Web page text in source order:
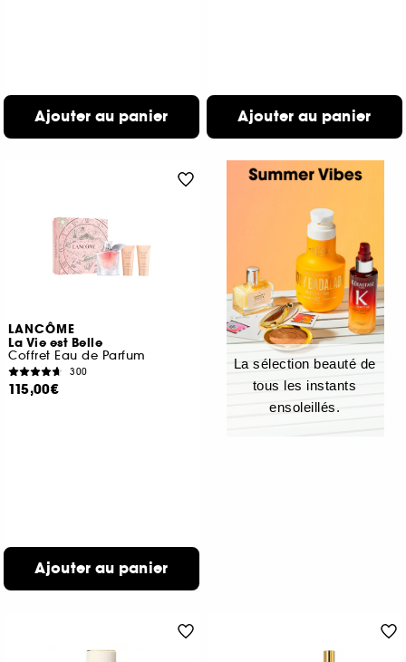
Ajouter au panier Ajouter au panier
LANCÔME
La Vie est Belle
Coffret Eau de Parfum
300
115,00€
Ajouter au panier
La sélection beauté de
tous les instants
ensoleillés.